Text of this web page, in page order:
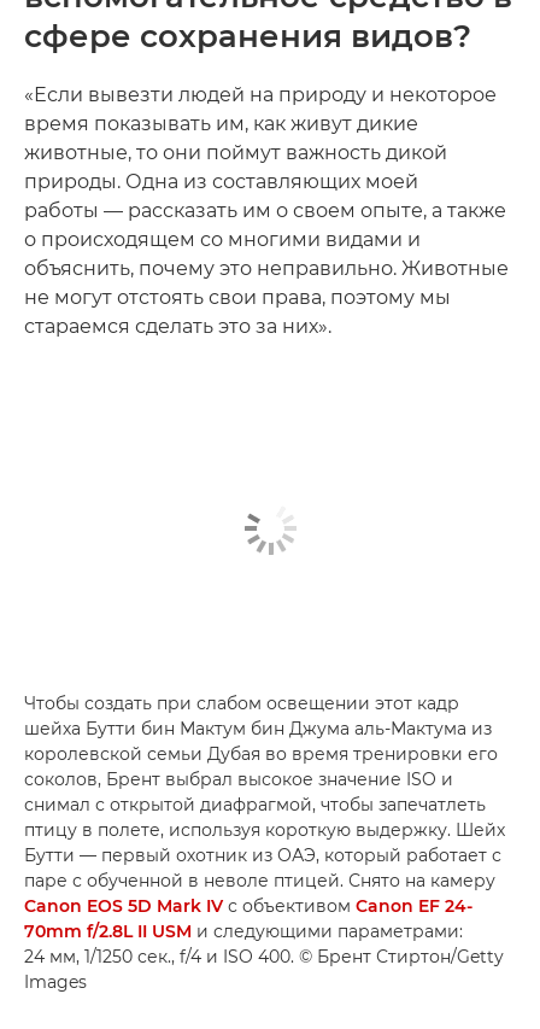
сфере сохранения видов?
«Если вывезти людей на природу и некоторое
время показывать им, как живут дикие
животные, то они поймут важность дикой
природы. Одна из составляющих моей
работы — рассказать им о своем опыте, а также
о происходящем со многими видами и
объяснить, почему это неправильно. Животные
не могут отстоять свои права, поэтому мы
стараемся сделать это за них».
Чтобы создать при слабом освещении этот кадр
шейха Бутти бин Мактум бин Джума аль-Мактума из
королевской семьи Дубая во время тренировки его
соколов, Брент выбрал высокое значение ISO и
снимал с открытой диафрагмой, чтобы запечатлеть
птицу в полете, используя короткую выдержку. Шейх
Бутти — первый охотник из ОАЭ, который работает с
паре с обученной в неволе птицей. Снято на камеру
Canon EOS 5D Mark IV с объективом Canon EF 24-
70mm f/2.8L II USM и следующими параметрами:
24 мм, 1/1250 сек., f/4 и ISO 400. © Брент Стиртон/Getty
Images